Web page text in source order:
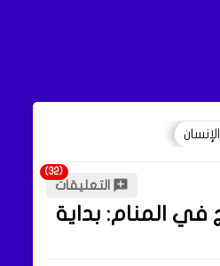
التعليقات
في المنام: بداية